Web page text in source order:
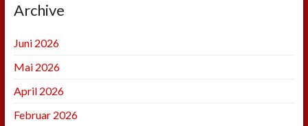
Archive
Juni 2026
Mai 2026
April 2026
Februar 2026